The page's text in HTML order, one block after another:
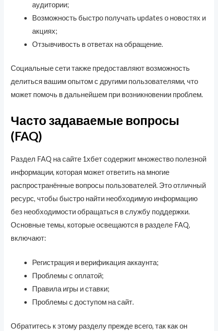
аудитории;
Возможность быстро получать updates о новостях и
акциях;
Отзывчивость в ответах на обращение.
Социальные сети также предоставляют возможность
делиться вашим опытом с другими пользователями, что
может помочь в дальнейшем при возникновении проблем.
Часто задаваемые вопросы
(FAQ)
Раздел FAQ на сайте 1хбет содержит множество полезной
информации, которая может ответить на многие
распространённые вопросы пользователей. Это отличный
ресурс, чтобы быстро найти необходимую информацию
без необходимости обращаться в службу поддержки.
Основные темы, которые освещаются в разделе FAQ,
включают:
Регистрация и верификация аккаунта;
Проблемы с оплатой;
Правила игры и ставки;
Проблемы с доступом на сайт.
Обратитесь к этому разделу прежде всего, так как он